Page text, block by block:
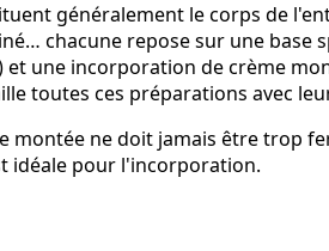
généralement le corps de
chacune repose sur une base
et une incorporation de crème
toutes ces préparations avec
montée ne doit jamais être trop
idéale pour l'incorporation.